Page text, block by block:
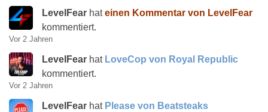
LevelFear hateinen Kommentar von LevelFear
kommentiert.
Vor 2 Jahren
LevelFear hat LoveCop von Royal Republic
kommentiert.
Vor 2 Jahren
LevelFear hat Please von Beatsteaks